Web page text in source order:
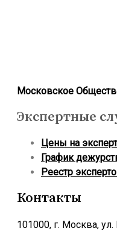
Московское
Экспертные
Цены на
График
Реестр
Контакты
101000, г. Москва,